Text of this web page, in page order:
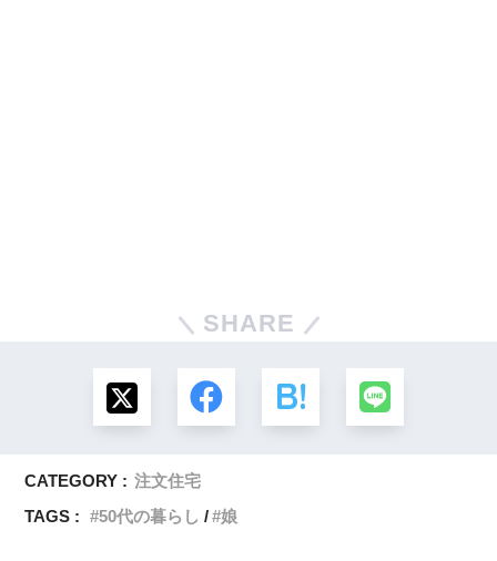
SHARE
CATEGORY : 注文住宅
TAGS :
50代の暮らし 娘